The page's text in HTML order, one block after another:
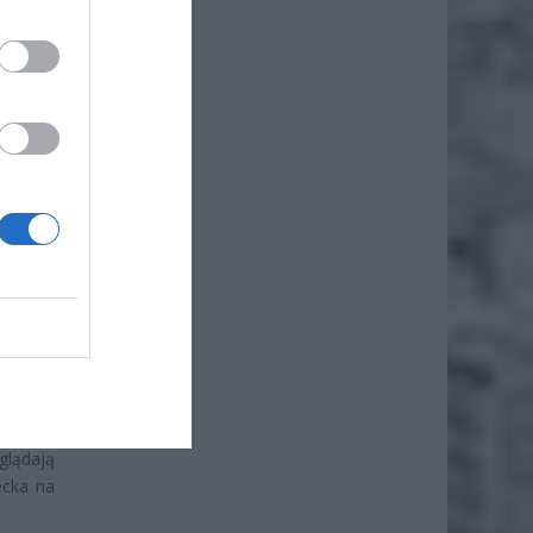
Jak
na